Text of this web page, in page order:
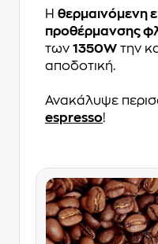
Η θερμαινόμενη
προθέρμανσης
των 1350W την
αποδοτική.
Ανακάλυψε
espresso!